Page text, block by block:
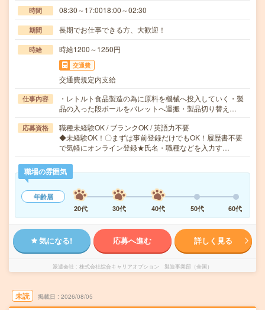
時間 08:30～17:0018:00～02:30
期間 長期でお仕事できる方、大歓迎！
時給 時給1200～1250円
交通費
交通費規定内支給
仕事内容
・レトルト食品製造の為に原料を機械へ投入していく・製
品の入った段ボールをパレットへ運搬・製品切り替え…
応募資格
職種未経験OK / ブランクOK / 英語力不要
◆未経験OK！〇まずは事前登録だけでもOK！履歴書不要
で気軽にオンライン登録★氏名・職種などを入力す…
職場の雰囲気
年齢層
20代
30代 40代 50代 60代
気になる! 応募へ進む 詳しく見る
派遣会社 株式会社綜合キャリアオプション 製造事業部（全国）
未読 掲載日 2026/08/05